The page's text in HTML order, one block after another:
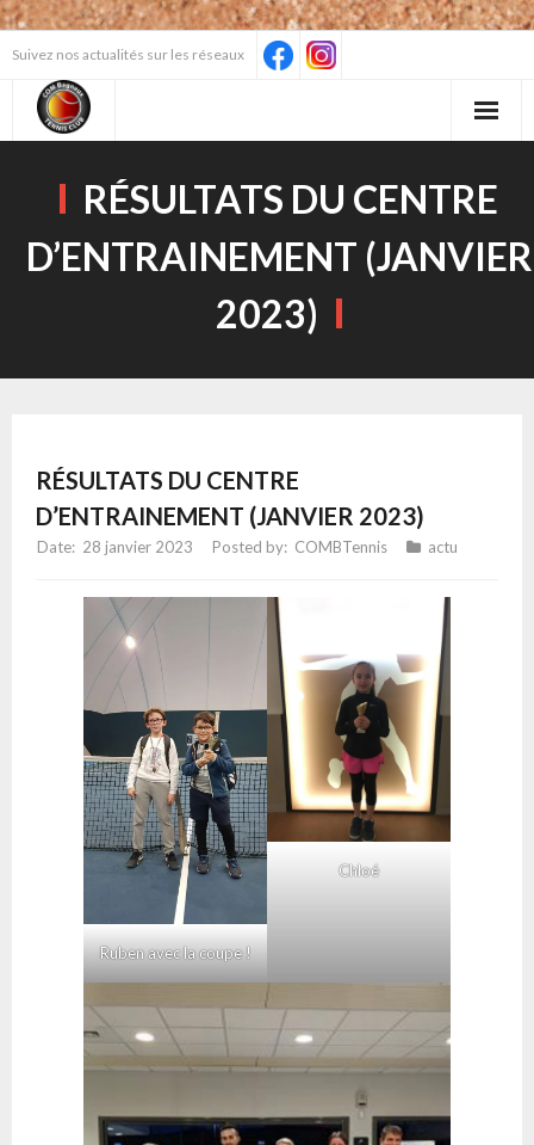
Skip
content
Suivez nos actualités sur les réseaux
RÉSULTATS DU CENTRE
D’ENTRAINEMENT (JANVIER
2023)
RÉSULTATS DU CENTRE
D’ENTRAINEMENT (JANVIER 2023)
28 janvier 2023 COMBTennis actu
Ruben avec la coupe !
Chloé